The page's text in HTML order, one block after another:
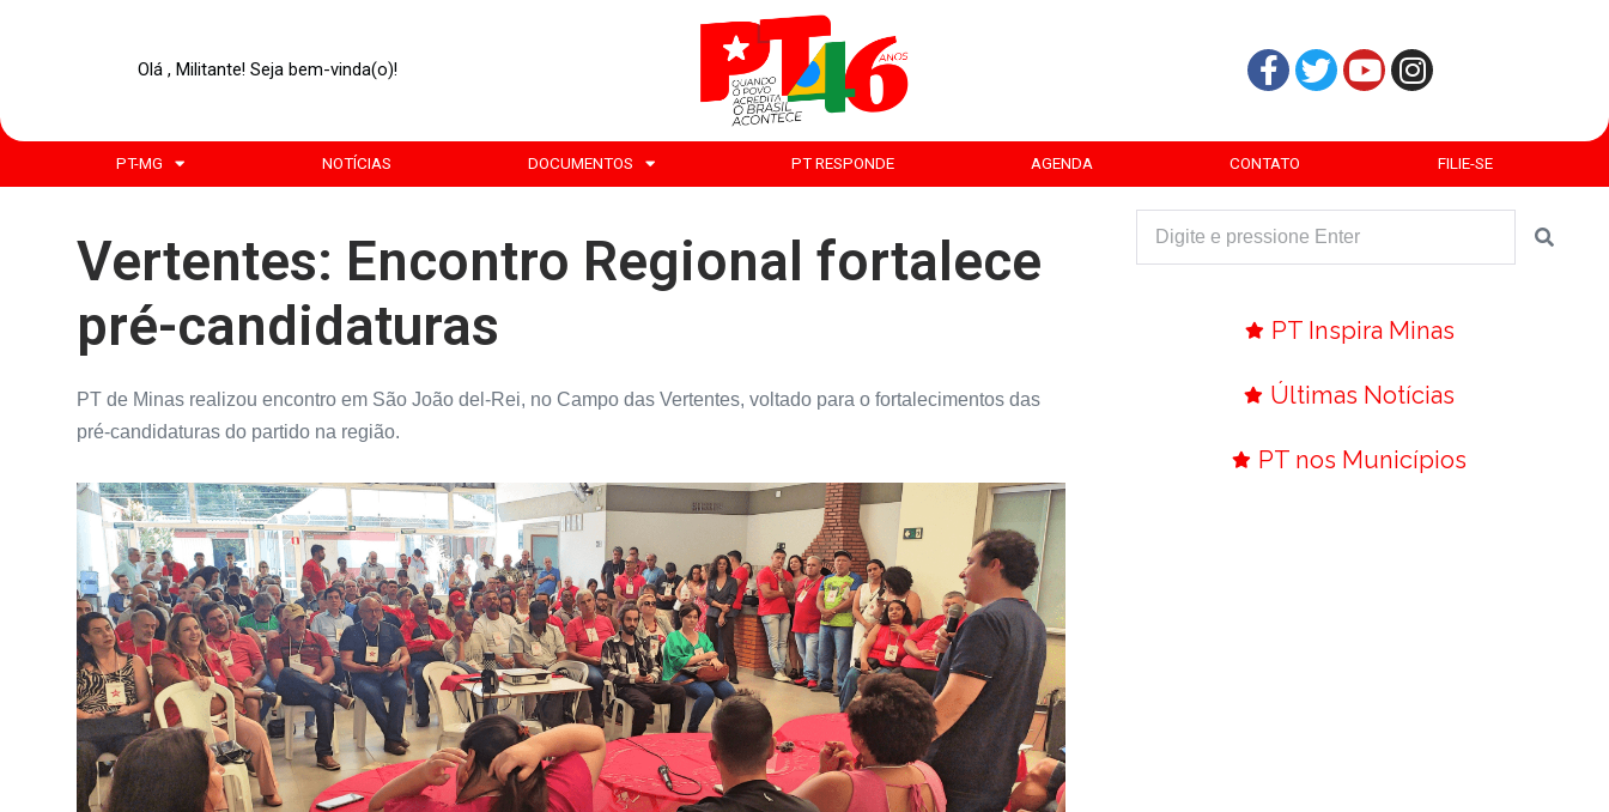
Olá , Militante! Seja bem-vinda(o)!
PT-MG NOTÍCIAS DOCUMENTOS PT RESPONDE AGENDA CONTATO FILIE-SE
Vertentes: Encontro Regional fortalece
pré-candidaturas
PT de Minas realizou encontro em São João del-Rei, no Campo das Vertentes, voltado para o fortalecimentos das
pré-candidaturas do partido na região.
PT Inspira Minas
Últimas Notícias
PT nos Municípios